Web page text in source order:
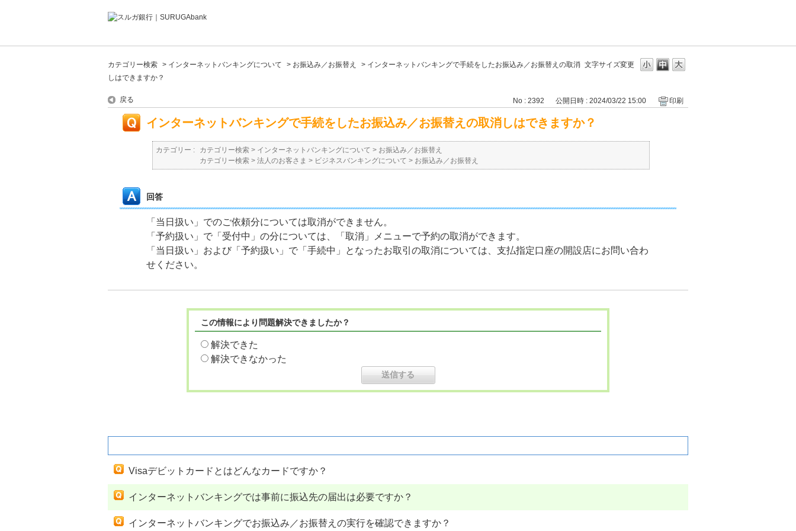
文字サイズ変更
カテゴリー検索 > インターネットバンキングについて > お振込み／お振替え > インターネットバンキングで手続をしたお振込み／お振替えの取消
しはできますか？
戻る No : 2392 公開日時 : 2024/03/22 15:00 印刷
インターネットバンキングで手続をしたお振込み／お振替えの取消しはできますか？
カテゴリー : カテゴリー検索 > インターネットバンキングについて > お振込み／お振替え
カテゴリー検索 > 法人のお客さま > ビジネスバンキングについて > お振込み／お振替え
回答
「当日扱い」でのご依頼分については取消ができません。
「予約扱い」で「受付中」の分については、「取消」メニューで予約の取消ができます。
「当日扱い」および「予約扱い」で「手続中」となったお取引の取消については、支払指定口座の開設店にお問い合わ
せください。
この情報により問題解決できましたか？
解決できた
解決できなかった
Visaデビットカードとはどんなカードですか？
インターネットバンキングでは事前に振込先の届出は必要ですか？
インターネットバンキングでお振込み／お振替えの実行を確認できますか？